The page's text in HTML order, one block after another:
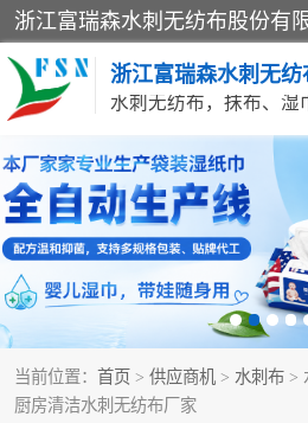
当前位置： 首页 > 供应商机 > 水刺布 >
厨房清洁水刺无纺布厂家
水刺布
PVC革基布
多种清洁尘掸